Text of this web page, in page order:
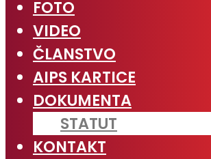
FOTO
VIDEO
ČLANSTVO
AIPS KARTICE
DOKUMENTA
STATUT
KONTAKT